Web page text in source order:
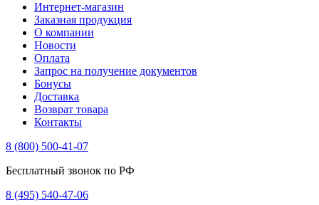
Интернет-магазин
Заказная продукция
О компании
Новости
Оплата
Запрос на получение документов
Бонусы
Доставка
Возврат товара
Контакты
8 (800) 500-41-07
Бесплатный звонок по РФ
8 (495) 540-47-06